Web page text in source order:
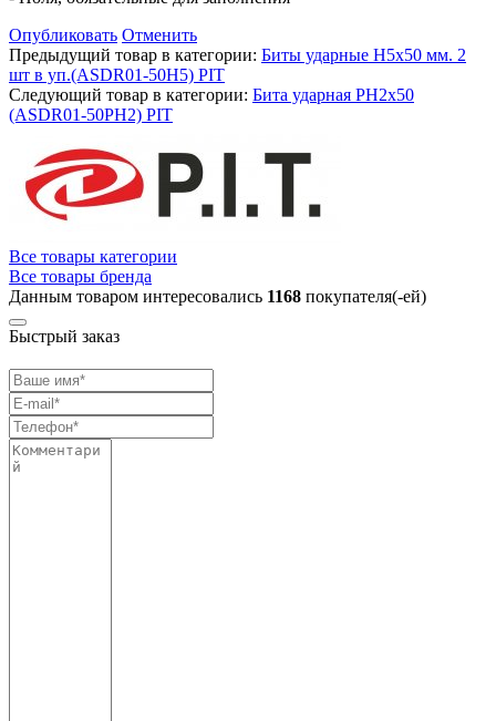
Опубликовать Отменить
Предыдущий товар в категории: Биты ударные H5x50 мм. 2
шт в уп.(ASDR01-50H5) PIT
Следующий товар в категории: Бита ударная PH2x50
(ASDR01-50PH2) PIT
Все товары категории
Все товары бренда
Данным товаром интересовались 1168 покупателя(-ей)
Быстрый заказ